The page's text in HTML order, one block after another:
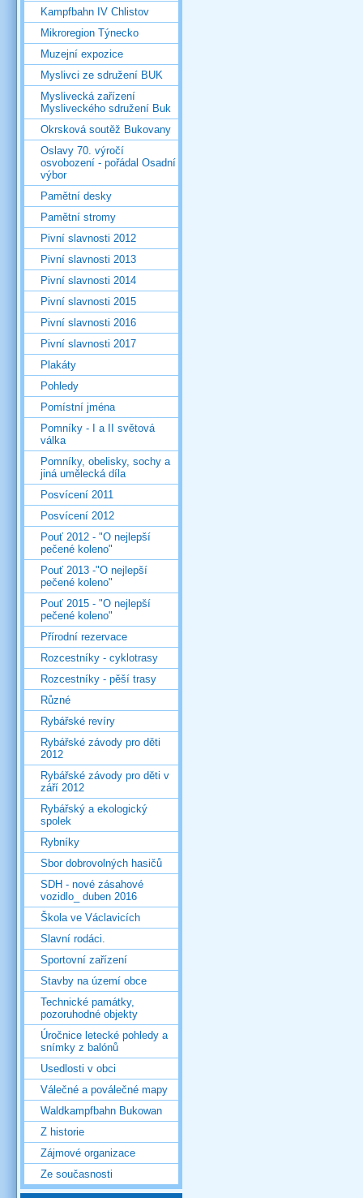
Kampfbahn IV Chlistov
Mikroregion Týnecko
Muzejní expozice
Myslivci ze sdružení BUK
Myslivecká zařízení
Mysliveckého sdružení Buk
Okrsková soutěž Bukovany
Oslavy 70. výročí
osvobození - pořádal Osadní
výbor
Pamětní desky
Pamětní stromy
Pivní slavnosti 2012
Pivní slavnosti 2013
Pivní slavnosti 2014
Pivní slavnosti 2015
Pivní slavnosti 2016
Pivní slavnosti 2017
Plakáty
Pohledy
Pomístní jména
Pomníky - I a II světová
válka
Pomníky, obelisky, sochy a
jiná umělecká díla
Posvícení 2011
Posvícení 2012
Pouť 2012 - "O nejlepší
pečené koleno"
Pouť 2013 -"O nejlepší
pečené koleno"
Pouť 2015 - "O nejlepší
pečené koleno"
Přírodní rezervace
Rozcestníky - cyklotrasy
Rozcestníky - pěší trasy
Různé
Rybářské revíry
Rybářské závody pro děti
2012
Rybářské závody pro děti v
září 2012
Rybářský a ekologický
spolek
Rybníky
Sbor dobrovolných hasičů
SDH - nové zásahové
vozidlo_ duben 2016
Škola ve Václavicích
Slavní rodáci.
Sportovní zařízení
Stavby na území obce
Technické památky,
pozoruhodné objekty
Úročnice letecké pohledy a
snímky z balónů
Usedlosti v obci
Válečné a poválečné mapy
Waldkampfbahn Bukowan
Z historie
Zájmové organizace
Ze současnosti